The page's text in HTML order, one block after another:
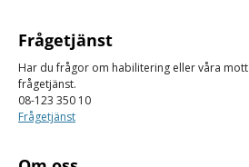
Frågetjänst
Har du frågor om habilitering eller våra
frågetjänst.
08-123 350 10
Frågetjänst